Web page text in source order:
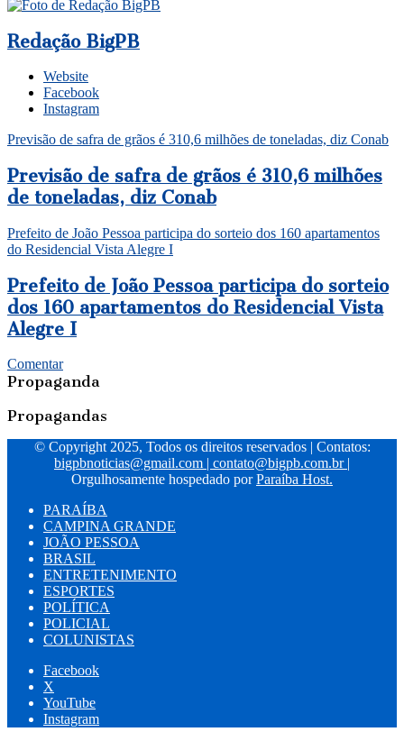
Redação BigPB
Website
Facebook
Instagram
Previsão de safra de grãos é 310,6 milhões de toneladas, diz Conab
Previsão de safra de grãos é 310,6 milhões
de toneladas, diz Conab
Prefeito de João Pessoa participa do sorteio dos 160 apartamentos
do Residencial Vista Alegre I
Prefeito de João Pessoa participa do sorteio
dos 160 apartamentos do Residencial Vista
Alegre I
Comentar
Propaganda
Propagandas
© Copyright 2025, Todos os direitos reservados | Contatos:
bigpbnoticias@gmail.com | contato@bigpb.com.br |
Orgulhosamente hospedado porParaíba Host.
PARAÍBA
CAMPINA GRANDE
JOÃO PESSOA
BRASIL
ENTRETENIMENTO
ESPORTES
POLÍTICA
POLICIAL
COLUNISTAS
Facebook
X
YouTube
Instagram